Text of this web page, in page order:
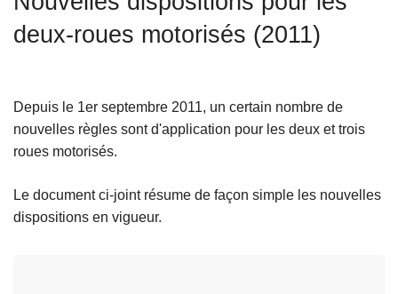
deux-roues motorisés (2011)
Depuis le 1er septembre 2011, un certain nombre de
nouvelles règles sont d'application pour les deux et trois
roues motorisés.
Le document ci-joint résume de façon simple les nouvelles
dispositions en vigueur.